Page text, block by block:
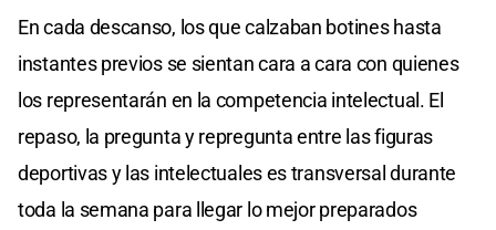
En cada descanso, los que calzaban botines hasta
instantes previos se sientan cara a cara con quienes
los representarán en la competencia intelectual. El
repaso, la pregunta y repregunta entre las figuras
deportivas y las intelectuales es transversal durante
toda la semana para llegar lo mejor preparados